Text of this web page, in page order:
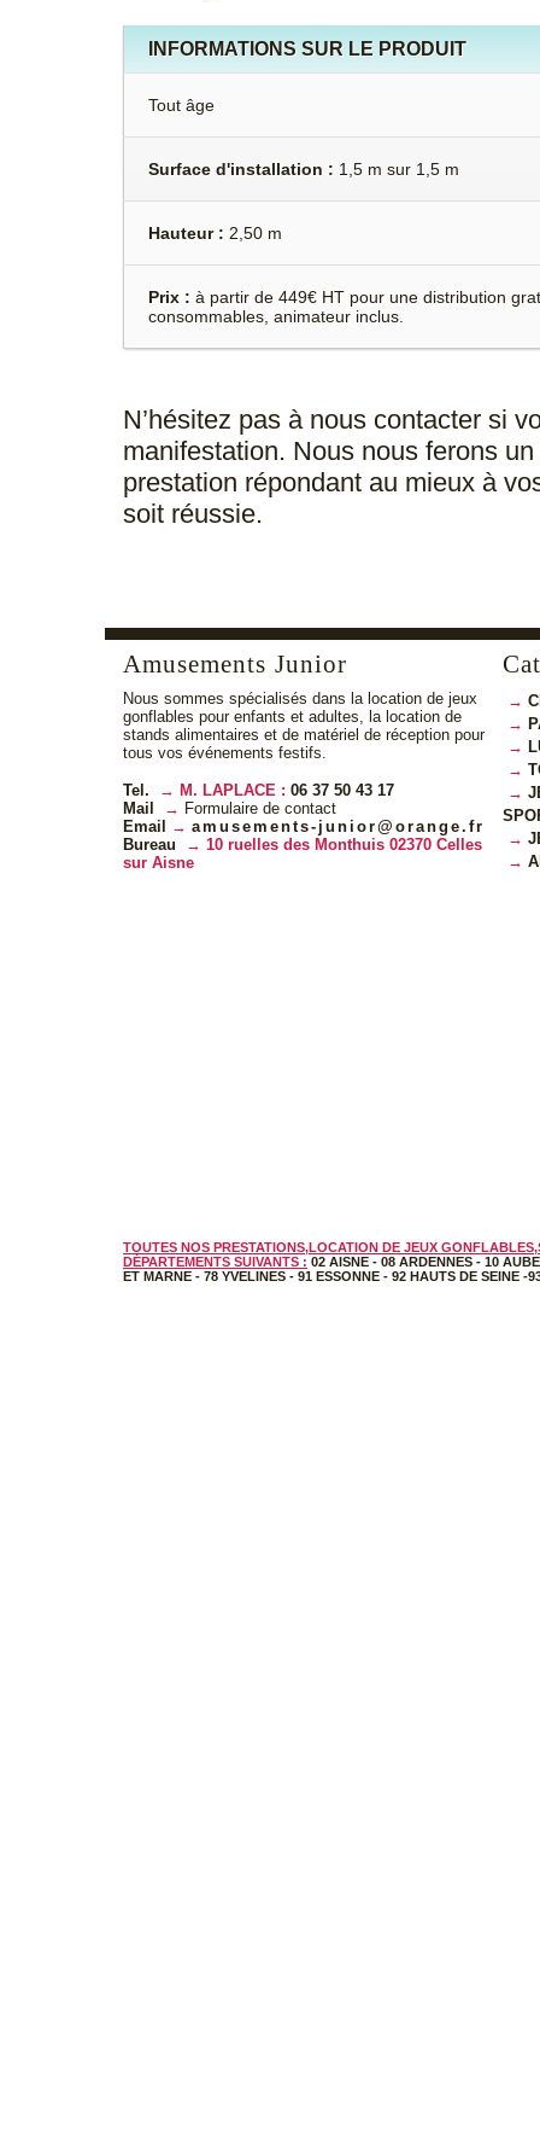
INFORMATIONS SUR LE PRODUIT
Tout âge
Surface d'installation : 1,5 m sur 1,5 m
Hauteur : 2,50 m
Prix : à partir de 449€ HT pour une distribution
consommables, animateur inclus.
N’hésitez pas à nous contacter si
manifestation. Nous nous ferons
prestation répondant au mieux à
soit réussie.
Amusements Junior
Nous sommes spécialisés dans la location de jeux
gonflables pour enfants et adultes, la location de
stands alimentaires et de matériel de réception pour
tous vos événements festifs.
Tel. M. LAPLACE : 06 37 50 43 17
Mail
Formulaire de contact
Email
amusements-junior@orange.fr
Bureau
10 ruelles des Monthuis 02370 Celles
sur Aisne
TOUTES NOS PRESTATIONS,LOCATION DE JEUX
DÉPARTEMENTS SUIVANTS : 02 AISNE - 08 ARDENNES - 10 AUBE
ET MARNE - 78 YVELINES - 91 ESSONNE - 92 HAUTS DE SEINE -